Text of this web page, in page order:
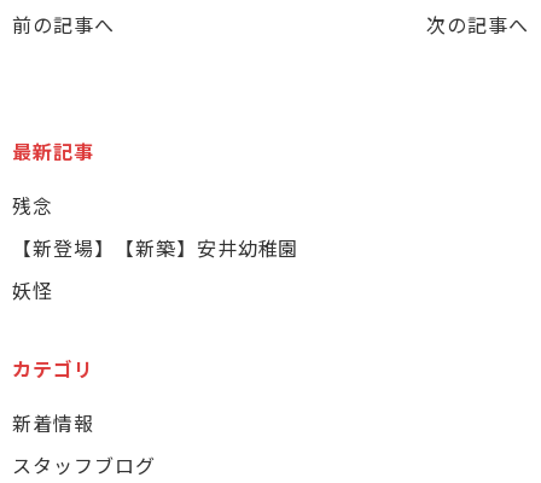
前の記事へ 次の記事へ
最新記事
残念
【新登場】【新築】安井幼稚園
妖怪
カテゴリ
新着情報
スタッフブログ